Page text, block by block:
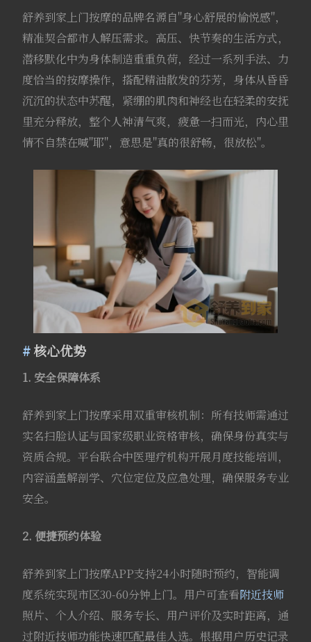
舒养到家上门按摩的品牌名源自"身心舒展的愉悦感"，
精准契合都市人解压需求。高压、快节奏的生活方式，
潜移默化中为身体制造重重负荷，经过一系列手法、力
度恰当的按摩操作，搭配精油散发的芬芳，身体从昏昏
沉沉的状态中苏醒，紧绷的肌肉和神经也在轻柔的安抚
里充分释放，整个人神清气爽，疲惫一扫而光，内心里
情不自禁在喊"耶"，意思是"真的很舒畅，很放松"。
核心优势
1. 安全保障体系
舒养到家上门按摩采用双重审核机制：所有技师需通过
实名扫脸认证与国家级职业资格审核，确保身份真实与
资质合规。平台联合中医理疗机构开展月度技能培训，
内容涵盖解剖学、穴位定位及应急处理，确保服务专业
安全。
2. 便捷预约体验
舒养到家上门按摩APP支持24小时随时预约，智能调
度系统实现市区30-60分钟上门。用户可查看附近技师
照片、个人介绍、服务专长、用户评价及实时距离，通
过附近技师功能快速匹配最佳人选。根据用户历史记录